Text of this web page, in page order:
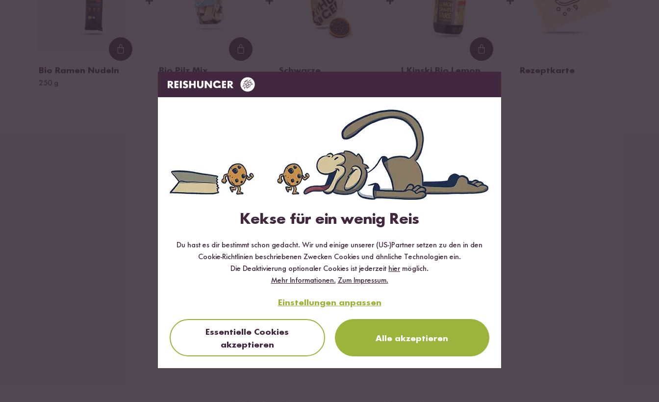
2,1 g
Sojasauce (
bohnen*, Weizen*, Wasser,
Salz), Rohrzucker*, Genmai Su Reisessig* (Wasser,
Reis*, Aspergillus Oryzae), 9 % Limette*, Zitrone*,
Mirin Reiswein* (Wasser, fermentierter Reis*).
kontrolliert biologischem Anbau mit der
Loading...
Bio Ramen Nudeln
250 g
Loading...
Bio Pilz Mix
30 g
Schwarze
40 g
Loading...
J.Kinski Bio Lemon
250 ml
Rezeptkarte
Lemon Shoyu Ramen – so geht's!
Kekse für ein wenig Reis
Du hast es dir bestimmt schon gedacht. Wir und einige unserer (US-)Partner setzen zu den in den
Cookie-Richtlinien beschriebenen Zwecken Cookies und ähnliche Technologien ein.
Die Deaktivierung optionaler Cookies ist jederzeit hier möglich.
Mehr Informationen. Zum Impressum.
Einstellungen anpassen
Essentielle Cookies
akzeptieren
Alle akzeptieren